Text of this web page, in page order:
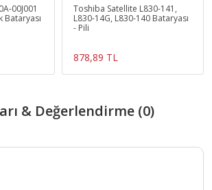
00J001
Bataryası
Toshiba Satellite L830-141,
L830-14G, L830-140 Bataryası
- Pili
878,89 TL
& Değerlendirme (0)